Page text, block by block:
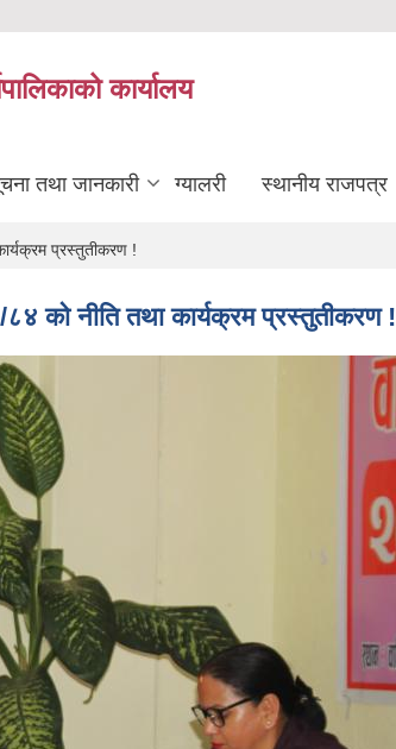
कार्यालय
तथा जानकारी ग्यालरी स्थानीय राजपत्र
प्रस्तुतीकरण !
को नीति तथा कार्यक्रम प्रस्तुतीकरण !